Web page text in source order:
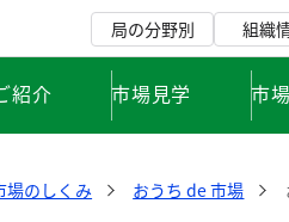
局の分野別 組織
紹介 市場見学 市
場のしくみ おうち de 市場